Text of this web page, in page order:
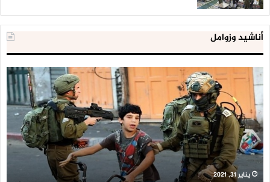
أناشيد وزوامل
العدو
الإسرائيلي
اعتقل
543
طفلا
فلسطينيا
خلال
2020
يناير 31, 2021